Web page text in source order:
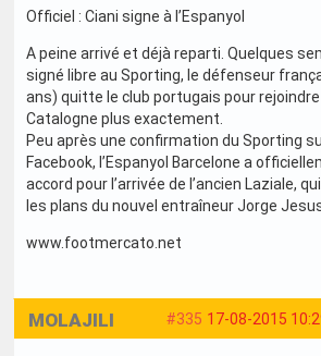
Officiel : Ciani signe à l’Espanyol
A peine arrivé et déjà reparti. Quelques
signé libre au Sporting, le défenseur
ans) quitte le club portugais pour rejoindre
Catalogne plus exactement.
Peu après une confirmation du Sporting
Facebook, l’Espanyol Barcelone a
accord pour l’arrivée de l’ancien Laziale,
les plans du nouvel entraîneur Jorge
www.footmercato.net
#335 17-08-2015
MOLAJILI